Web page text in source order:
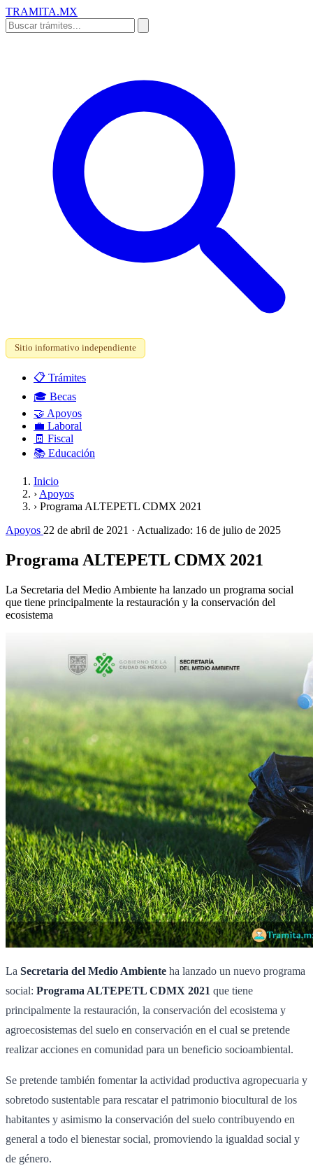
TRAMITA.MX
Sitio informativo independiente
📋 Trámites
🎓 Becas
🤝 Apoyos
💼 Laboral
🧾 Fiscal
📚 Educación
Inicio
› Apoyos
› Programa ALTEPETL CDMX 2021
Apoyos 22 de abril de 2021 · Actualizado: 16 de julio de 2025
Programa ALTEPETL CDMX 2021
La Secretaria del Medio Ambiente ha lanzado un programa social
que tiene principalmente la restauración y la conservación del
ecosistema
La Secretaria del Medio Ambiente ha lanzado un nuevo programa
social: Programa ALTEPETL CDMX 2021 que tiene
principalmente la restauración, la conservación del ecosistema y
agroecosistemas del suelo en conservación en el cual se pretende
realizar acciones en comunidad para un beneficio socioambiental.
Se pretende también fomentar la actividad productiva agropecuaria y
sobretodo sustentable para rescatar el patrimonio biocultural de los
habitantes y asimismo la conservación del suelo contribuyendo en
general a todo el bienestar social, promoviendo la igualdad social y
de género.